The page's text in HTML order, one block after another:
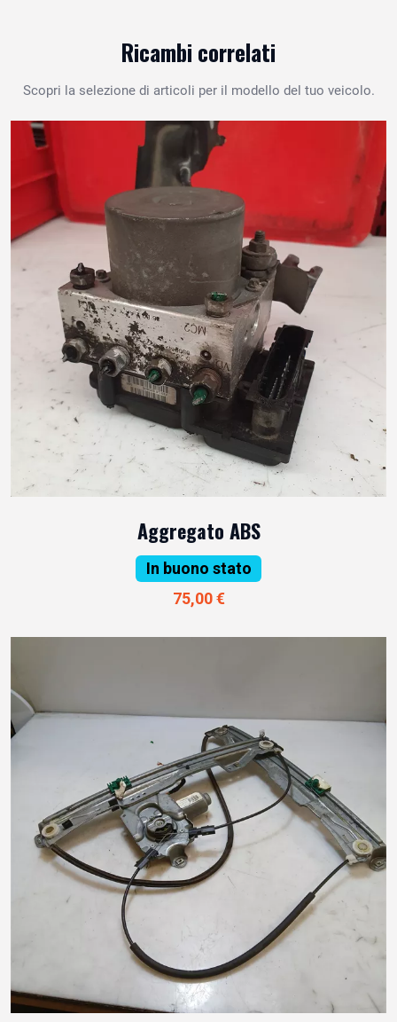
Ricambi correlati
Scopri la selezione di articoli per il modello del tuo veicolo.
Aggregato ABS
In buono stato
75,00 €